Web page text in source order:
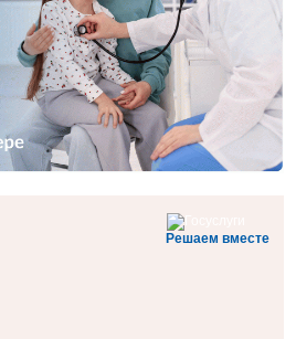
Решаем вместе